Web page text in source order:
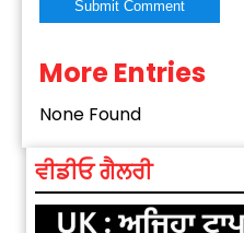
Alternative:
More Entries
None Found
ਵੀਡੀਓ ਗੈਲਰੀ